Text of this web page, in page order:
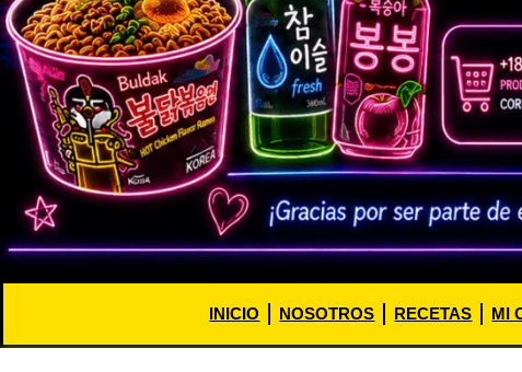
INICIO NOSOTROS RECETAS MI